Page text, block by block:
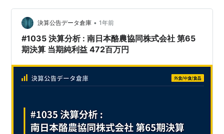
は37＜45～55なので、アラフィフの人は絶対に昭和生ま
れである。まぁ当然のことですね。 アラフィフ世代が子
供のころ、つまりは1980年代あたりに飲食していたもの
の…
決算公告データ倉庫 • 1年前
#1035 決算分析 : 南日本酪農協同株式会社 第65
期決算 当期純利益 472百万円